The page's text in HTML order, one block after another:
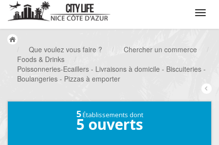
Que voulez vous faire ? / Chercher un commerce
Foods & Drinks
/
Poissonneries-Ecaillers - Livraisons à domicile - Biscuiteries -
Boulangeries - Pizzas à emporter
5Établissements dont
5 ouverts